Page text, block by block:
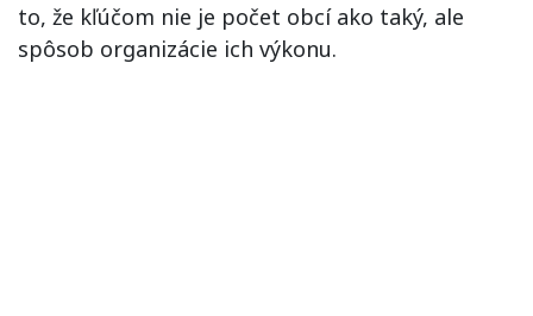
to, že kľúčom nie je počet obcí ako taký, ale
spôsob organizácie ich výkonu.